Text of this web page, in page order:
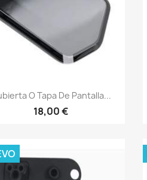
Vista rápida
O Tapa De Pantalla...
18,00 €